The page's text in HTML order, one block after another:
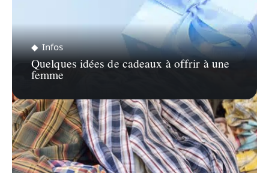
Infos
Quelques idées de cadeaux à offrir à une
femme